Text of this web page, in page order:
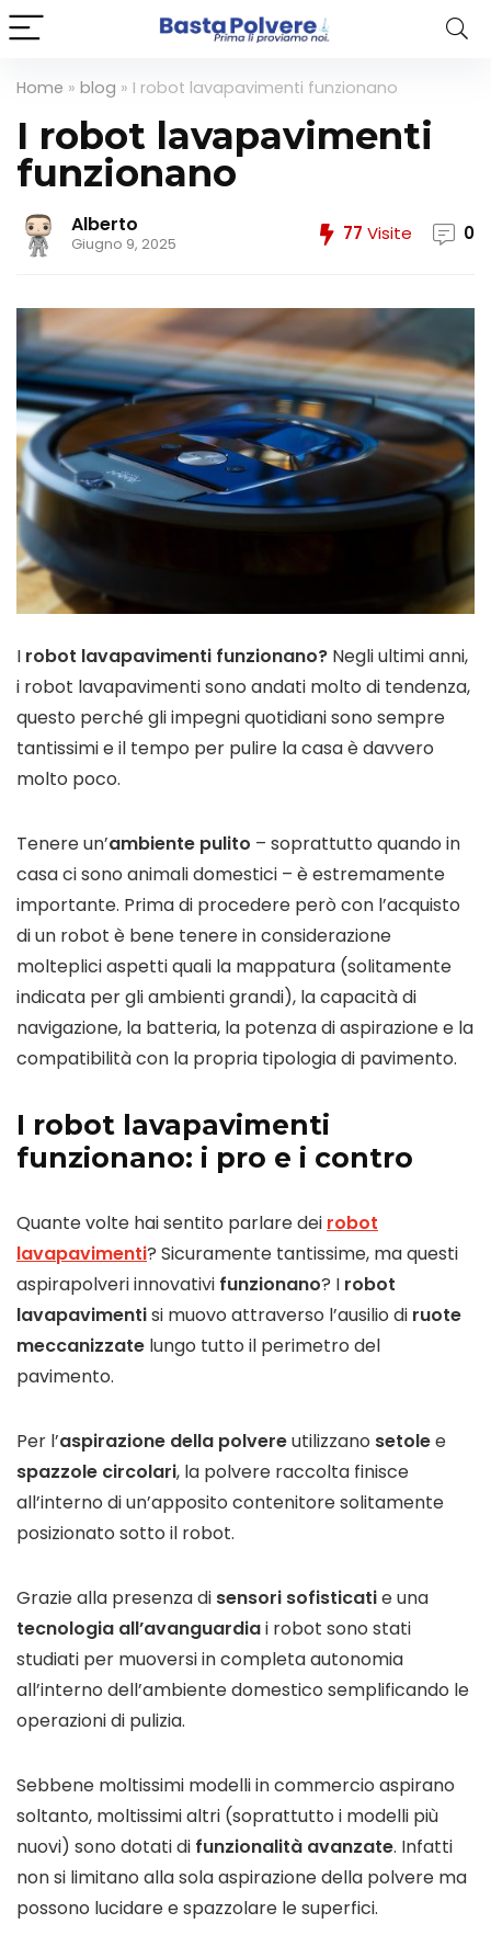
Home » blog » I robot lavapavimenti funzionano
I robot lavapavimenti
funzionano
Alberto
Giugno 9, 2025 77 Visite 0
I robot lavapavimenti funzionano? Negli ultimi anni,
i robot lavapavimenti sono andati molto di tendenza,
questo perché gli impegni quotidiani sono sempre
tantissimi e il tempo per pulire la casa è davvero
molto poco.
Tenere un’ambiente pulito – soprattutto quando in
casa ci sono animali domestici – è estremamente
importante. Prima di procedere però con l’acquisto
di un robot è bene tenere in considerazione
molteplici aspetti quali la mappatura (solitamente
indicata per gli ambienti grandi), la capacità di
navigazione, la batteria, la potenza di aspirazione e la
compatibilità con la propria tipologia di pavimento.
I robot lavapavimenti
funzionano: i pro e i contro
Quante volte hai sentito parlare dei robot
lavapavimenti? Sicuramente tantissime, ma questi
aspirapolveri innovativi funzionano? I robot
lavapavimentisi muovo attraverso l’ausilio di ruote
meccanizzate lungo tutto il perimetro del
pavimento.
Per l’aspirazione della polvereutilizzano setolee
spazzole circolari, la polvere raccolta finisce
all’interno di un’apposito contenitore solitamente
posizionato sotto il robot.
Grazie alla presenza di sensori sofisticatie una
tecnologia all’avanguardiai robot sono stati
studiati per muoversi in completa autonomia
all’interno dell’ambiente domestico semplificando le
operazioni di pulizia.
Sebbene moltissimi modelli in commercio aspirano
soltanto, moltissimi altri (soprattutto i modelli più
nuovi) sono dotati di funzionalità avanzate. Infatti
non si limitano alla sola aspirazione della polvere ma
possono lucidare e spazzolare le superfici.